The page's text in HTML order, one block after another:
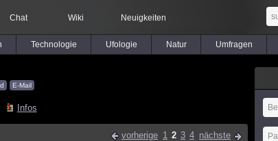
Chat Wiki Neuigkeiten
Technologie Ufologie Natur Umfragen
E-Mail
Infos
vorherige 1 2 3 4 nächste